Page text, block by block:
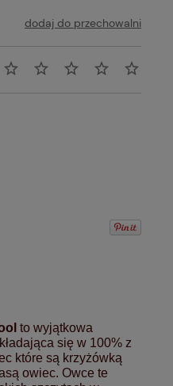
dodaj do przechowalni
to wyjątkowa
się w 100% z
które są krzyżówką
owiec. Owce te